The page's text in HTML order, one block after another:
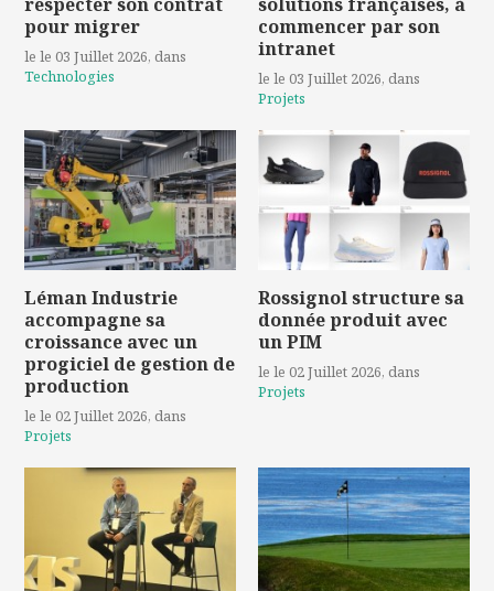
pour migrer
le le 03 Juillet 2026, dans
Technologies
commencer par son
intranet
le le 03 Juillet 2026, dans
Projets
Léman Industrie
accompagne sa
croissance avec un
progiciel de gestion de
production
le le 02 Juillet 2026, dans
Projets
Rossignol structure sa
donnée produit avec
un PIM
le le 02 Juillet 2026, dans
Projets